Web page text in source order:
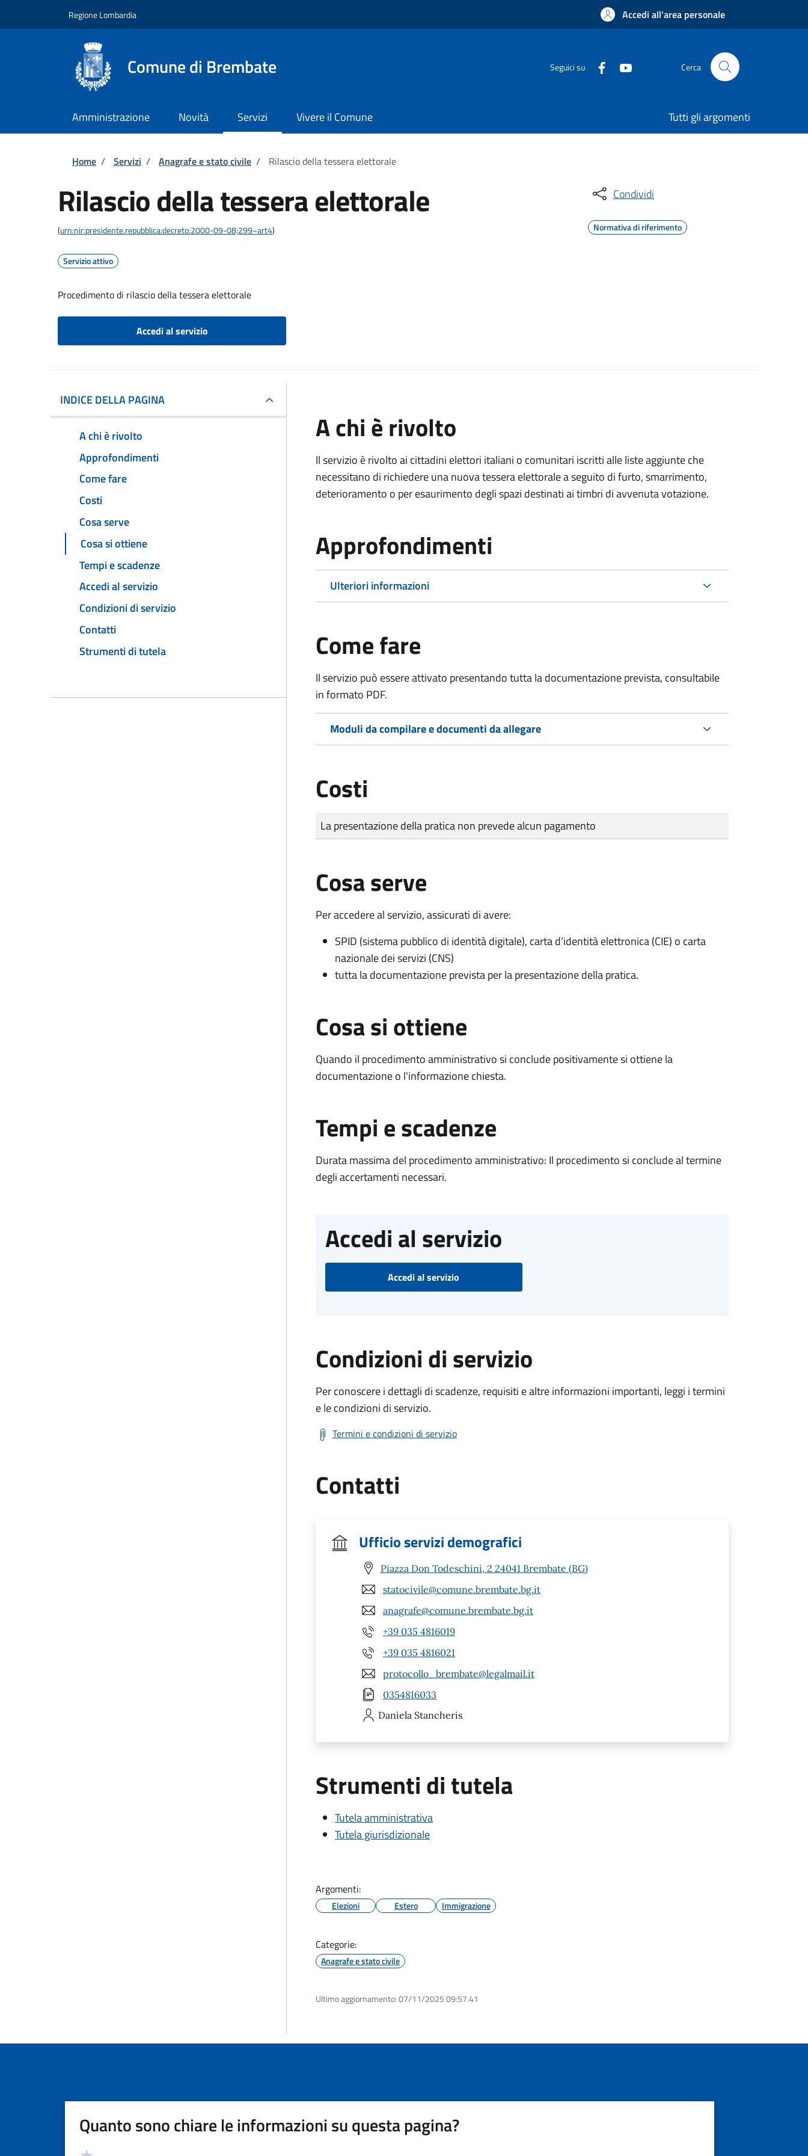
Regione Lombardia Accedi all'area personale
Comune di Brembate Seguici su Cerca
Amministrazione Novità Servizi Vivere il Comune Tutti gli argomenti
Briciole di pane
Home / Servizi / Anagrafe e stato civile / Rilascio della tessera elettorale
Rilascio della tessera elettorale
(urn:nir:presidente.repubblica:decreto:2000-09-08;299~art4)
Servizio attivo
Procedimento di rilascio della tessera elettorale
Accedi al servizio
Condividi
Normativa di riferimento
INDICE DELLA PAGINA
A chi è rivolto
Approfondimenti
Come fare
Costi
Cosa serve
Cosa si ottiene
Tempi e scadenze
Accedi al servizio
Condizioni di servizio
Contatti
Strumenti di tutela
A chi è rivolto
Il servizio è rivolto ai cittadini elettori italiani o comunitari iscritti alle liste aggiunte che
necessitano di richiedere una nuova tessera elettorale a seguito di furto, smarrimento,
deterioramento o per esaurimento degli spazi destinati ai timbri di avvenuta votazione.
Approfondimenti
Ulteriori informazioni
Come fare
Il servizio può essere attivato presentando tutta la documentazione prevista, consultabile
in formato PDF.
Moduli da compilare e documenti da allegare
Costi
Tipo di pagamento
Importo
La presentazione della pratica non prevede alcun pagamento
Cosa serve
Per accedere al servizio, assicurati di avere:
SPID (sistema pubblico di identità digitale), carta d’identità elettronica (CIE) o carta
nazionale dei servizi (CNS)
tutta la documentazione prevista per la presentazione della pratica.
Cosa si ottiene
Quando il procedimento amministrativo si conclude positivamente si ottiene la
documentazione o l'informazione chiesta.
Tempi e scadenze
Durata massima del procedimento amministrativo: Il procedimento si conclude al termine
degli accertamenti necessari.
Accedi al servizio
Accedi al servizio
Condizioni di servizio
Per conoscere i dettagli di scadenze, requisiti e altre informazioni importanti, leggi i termini
e le condizioni di servizio.
Termini e condizioni di servizio
Contatti
Ufficio servizi demografici
Piazza Don Todeschini, 2 24041 Brembate (BG)
statocivile@comune.brembate.bg.it
anagrafe@comune.brembate.bg.it
+39 035 4816019
+39 035 4816021
protocollo_brembate@legalmail.it
0354816033
Daniela Stancheris
Strumenti di tutela
Tutela amministrativa
Tutela giurisdizionale
Argomenti:
Elezioni Estero Immigrazione
Categorie:
Anagrafe e stato civile
Ultimo aggiornamento:07/11/2025 09:57.41
Quanto sono chiare le informazioni su questa pagina?
Valutazione